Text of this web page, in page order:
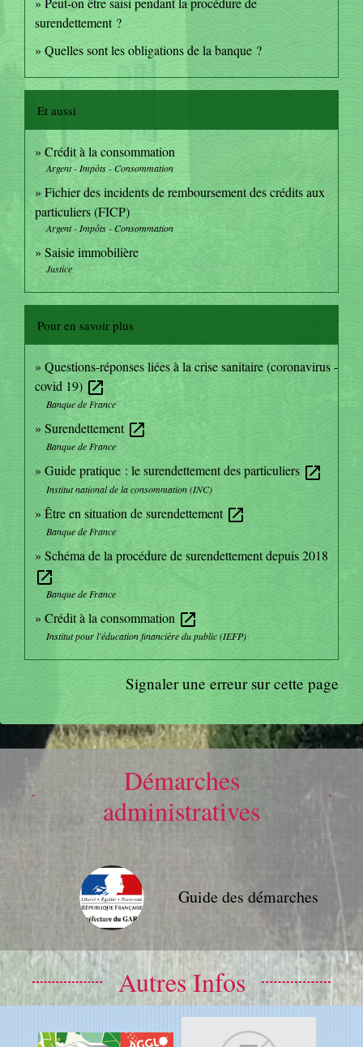
surendettement ?
Quelles sont les obligations de la banque ?
Et aussi
Crédit à la consommation
Argent - Impôts - Consommation
Fichier des incidents de remboursement des crédits aux
particuliers (FICP)
Argent - Impôts - Consommation
Saisie immobilière
Justice
Pour en savoir plus
Questions-réponses liées à la crise sanitaire (coronavirus -
covid 19) open_in_new
Banque de France
Surendettement open_in_new
Banque de France
Guide pratique : le surendettement des particuliers open_in_new
Institut national de la consommation (INC)
Être en situation de surendettement open_in_new
Banque de France
Schéma de la procédure de surendettement depuis 2018
open_in_new
Banque de France
Crédit à la consommation open_in_new
Institut pour l'éducation financière du public (IEFP)
Signaler une erreur sur cette page
Démarches
administratives
Guide des démarches
Autres Infos